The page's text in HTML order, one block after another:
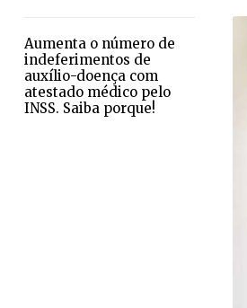
Aumenta o número de
indeferimentos de
auxílio-doença com
atestado médico pelo
INSS. Saiba porque!